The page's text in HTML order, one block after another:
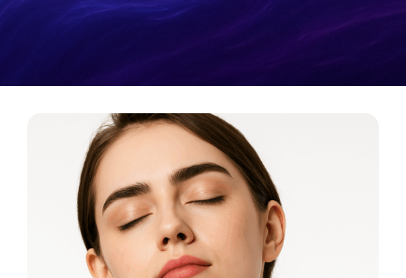
Metamatica Boutique
כלי תדר לריפוי, אסתטיקה ואיזון אנרגטי. המסע מהרוח
אל החומר מתחיל כאן.
לכניסה לבוטיק